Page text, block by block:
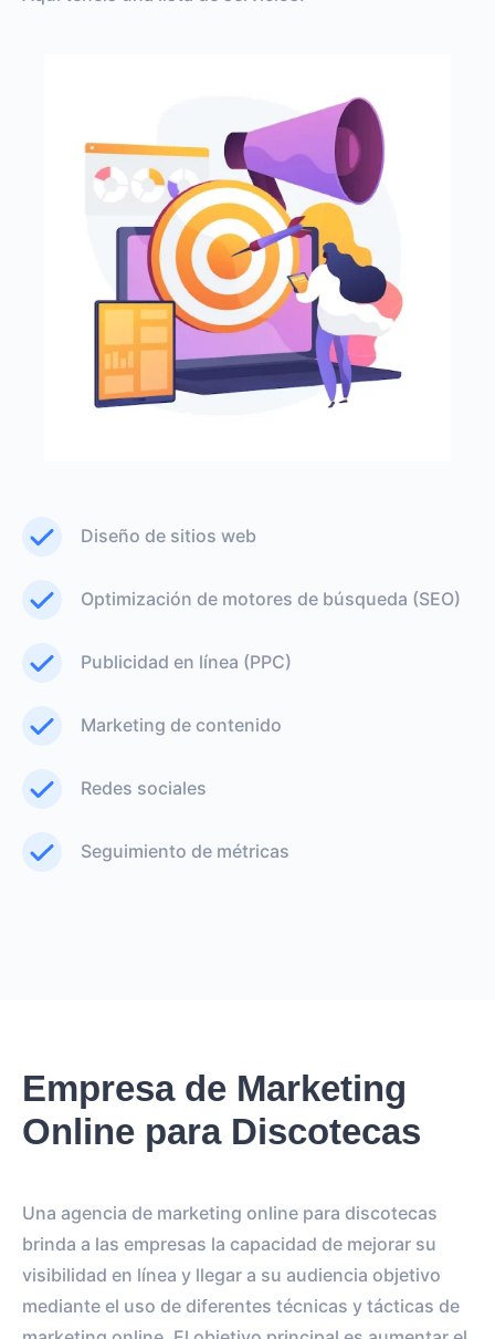
Diseño de sitios web
Optimización de motores de búsqueda (SEO)
Publicidad en línea (PPC)
Marketing de contenido
Redes sociales
Seguimiento de métricas
Empresa de Marketing
Online para Discotecas
Una agencia de marketing online para discotecas
brinda a las empresas la capacidad de mejorar su
visibilidad en línea y llegar a su audiencia objetivo
mediante el uso de diferentes técnicas y tácticas de